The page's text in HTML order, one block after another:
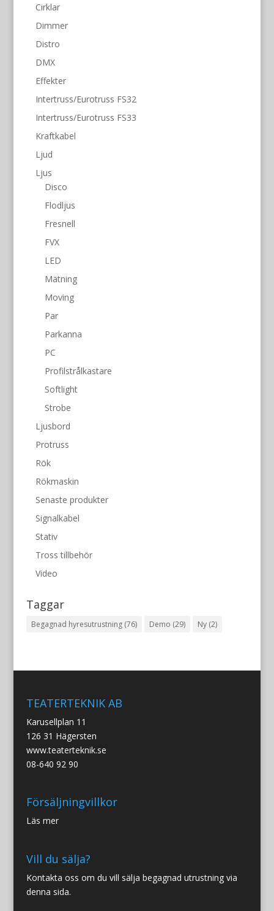
Cirklar
Dimmer
Distro
DMX
Effekter
Intertruss/Eurotruss FS32
Intertruss/Eurotruss FS33
Kraftkabel
Ljud
Ljus
Disco
Flodljus
Fresnell
FVX
LED
Mätning
Moving
Par
Parkanna
PC
Profilstrålkastare
Softlight
Strobe
Ljusbord
Protruss
Rök
Rökmaskin
Senaste produkter
Signalkabel
Stativ
Tross tillbehör
Video
Taggar
Begagnad hyresutrustning(76) Demo (29) Ny(2)
TEATERTEKNIK AB
Karusellplan 11
126 31 Hägersten
www.teaterteknik.se
08-640 92 90
Försäljningvillkor
Läs mer
Vill du sälja?
Kontakta oss om du vill sälja begagnad utrustning via
denna sida.